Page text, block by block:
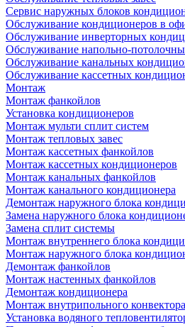
Сервис наружных блоков
Обслуживание кондиционеров в
Обслуживание инверторных
Обслуживание напольно-
Обслуживание канальных
Обслуживание кассетных
Монтаж
Монтаж фанкойлов
Установка кондиционеров
Монтаж мульти сплит систем
Монтаж тепловых завес
Монтаж кассетных фанкойлов
Монтаж кассетных кондиционеров
Монтаж канальных фанкойлов
Монтаж канального кондиционера
Демонтаж наружного блока
Замена наружного блока
Замена сплит системы
Монтаж внутреннего блока
Монтаж наружного блока
Демонтаж фанкойлов
Монтаж настенных фанкойлов
Демонтаж кондиционера
Монтаж внутрипольного конвектора
Установка водяного